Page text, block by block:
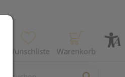
Wunschliste Warenkorb